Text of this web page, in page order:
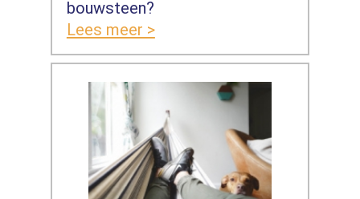
bouwsteen?
Lees meer >